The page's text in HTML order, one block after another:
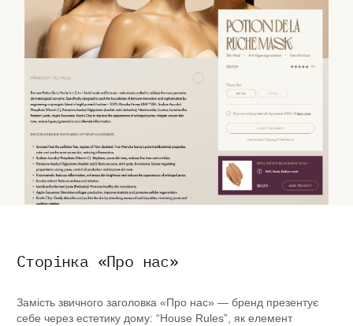
Сторінка «Про нас»
Замість звичного заголовка «Про нас» — бренд презентує
себе через естетику дому: “House Rules”, як елемент